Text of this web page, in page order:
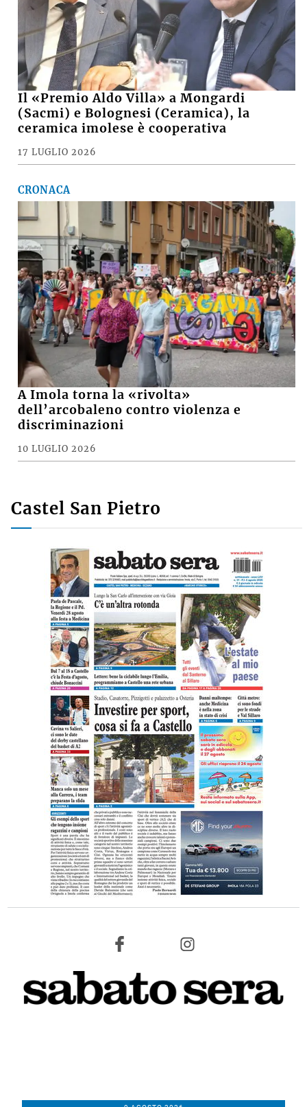
Il «Premio Aldo Villa» a Mongardi
(Sacmi) e Bolognesi (Ceramica), la
ceramica imolese è cooperativa
17 LUGLIO 2026
CRONACA
A Imola torna la «rivolta»
dell’arcobaleno contro violenza e
discriminazioni
10 LUGLIO 2026
Castel San Pietro